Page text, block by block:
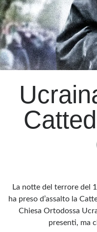
La notte del terrore del
ha preso d’assalto la
Chiesa Ortodossa
presenti, ma